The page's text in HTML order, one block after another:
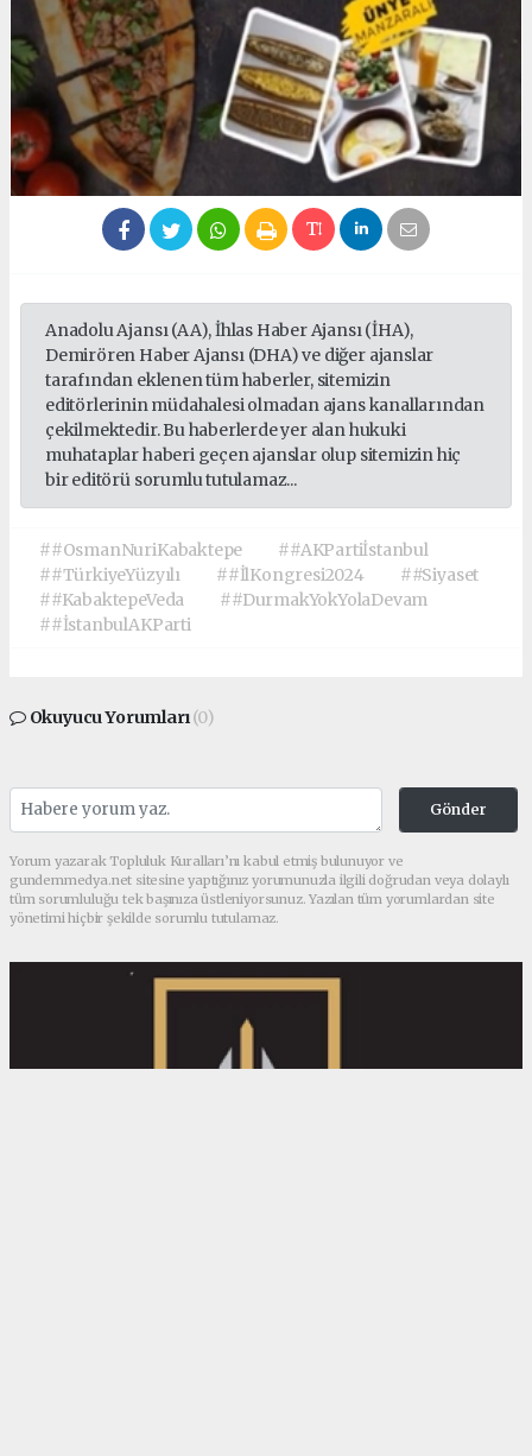
Anadolu Ajansı (AA), İhlas Haber Ajansı (İHA),
Demirören Haber Ajansı (DHA) ve diğer ajanslar
tarafından eklenen tüm haberler, sitemizin
editörlerinin müdahalesi olmadan ajans kanallarından
çekilmektedir. Bu haberlerde yer alan hukuki
muhataplar haberi geçen ajanslar olup sitemizin hiç
bir editörü sorumlu tutulamaz...
##OsmanNuriKabaktepe
##AKPartiİstanbul
##TürkiyeYüzyılı
##İlKongresi2024
##Siyaset
##KabaktepeVeda
##DurmakYokYolaDevam
##İstanbulAKParti
Okuyucu Yorumları(0)
Gönder
Yorum yazarak Topluluk Kuralları’nı kabul etmiş bulunuyor ve
gundemmedya.net sitesine yaptığınız yorumunuzla ilgili doğrudan veya dolaylı
tüm sorumluluğu tek başınıza üstleniyorsunuz. Yazılan tüm yorumlardan site
yönetimi hiçbir şekilde sorumlu tutulamaz.